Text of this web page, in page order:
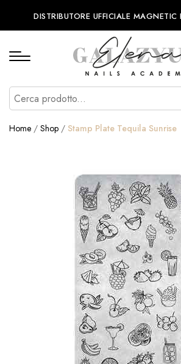
DISTRIBUTORE UFFICIALE MAGNETIC
Home / Shop / Stamp Plate Tequila Sunrise